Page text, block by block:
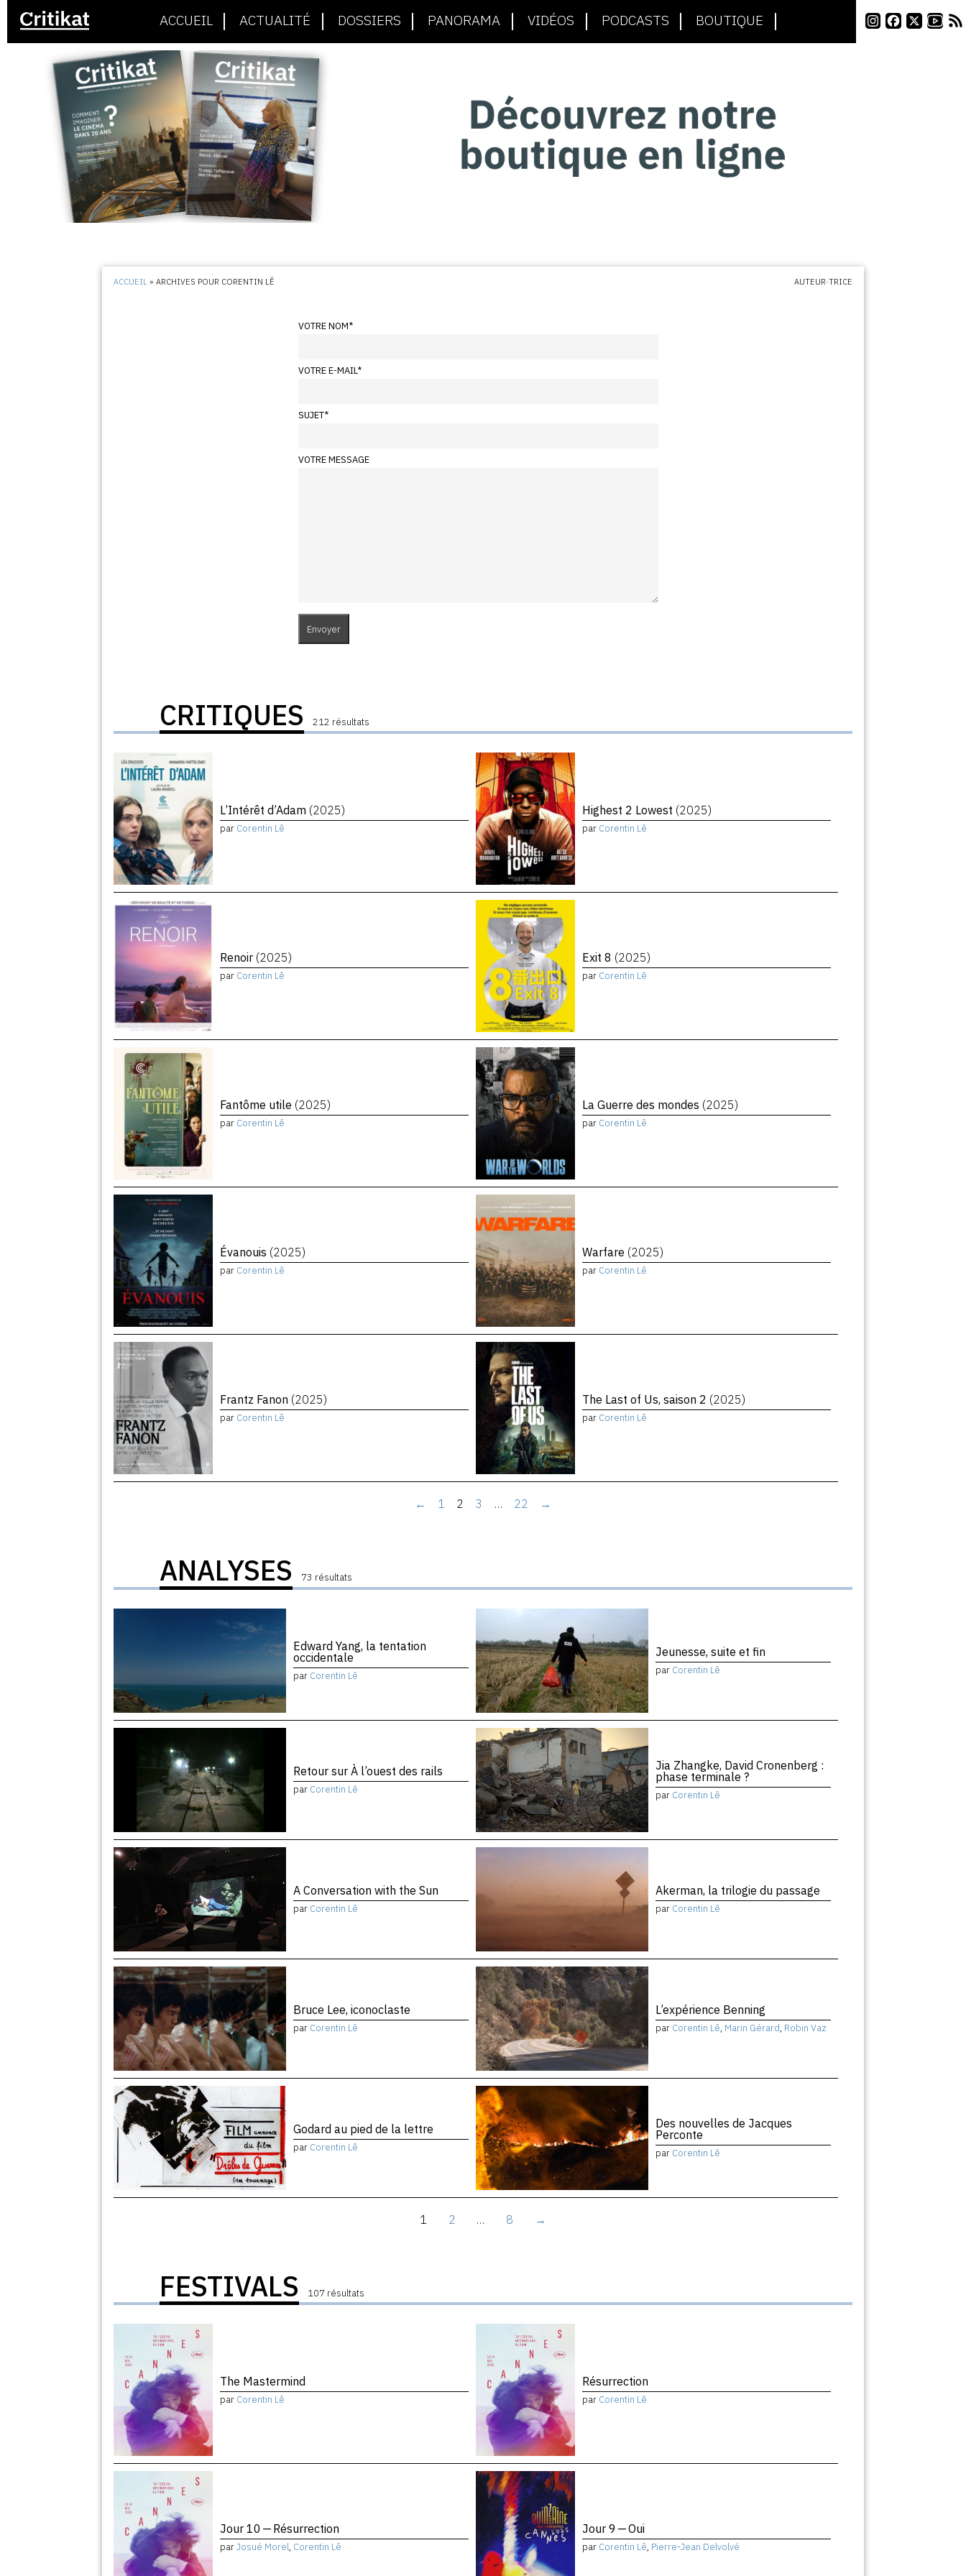
ACCUEIL ACTUALITÉ DOSSIERS PANORAMA VIDÉOS PODCASTS BOUTIQUE
ACCUEIL »ARCHIVES POUR CORENTIN LÊ AUTEUR·TRICE
VOTRE NOM*
VOTRE E-MAIL*
SUJET*
VOTRE MESSAGE
CRITIQUES 212 résultats
L’Intérêt d’Adam (2025)
par Corentin Lê
Highest 2 Lowest (2025)
par Corentin Lê
Renoir (2025)
par Corentin Lê
Exit 8 (2025)
par Corentin Lê
Fantôme utile (2025)
par Corentin Lê
La Guerre des mondes (2025)
par Corentin Lê
Évanouis (2025)
par Corentin Lê
Warfare (2025)
par Corentin Lê
Frantz Fanon (2025)
par Corentin Lê
The Last of Us, saison 2 (2025)
par Corentin Lê
← 1 2 3 … 22 →
ANALYSES 73 résultats
Edward Yang, la tentation
occidentale
par Corentin Lê
Jeunesse, suite et fin
par Corentin Lê
Retour sur À l’ouest des rails
par Corentin Lê
Jia Zhangke, David Cronenberg :
phase terminale ?
par Corentin Lê
A Conversation with the Sun
par Corentin Lê
Akerman, la trilogie du passage
par Corentin Lê
Bruce Lee, iconoclaste
par Corentin Lê
L’expérience Benning
par Corentin Lê, Marin Gérard, Robin Vaz
Godard au pied de la lettre
par Corentin Lê
Des nouvelles de Jacques
Perconte
par Corentin Lê
1 2 … 8 →
FESTIVALS 107 résultats
The Mastermind
par Corentin Lê
Résurrection
par Corentin Lê
Jour 10 — Résurrection
parJosué Morel, Corentin Lê
Jour 9 — Oui
par Corentin Lê, Pierre-Jean Delvolvé